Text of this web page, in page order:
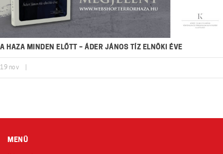
A HAZA MINDEN ELŐTT – ÁDER JÁNOS TÍZ ELNÖKI ÉVE
19 nov
MENÜ